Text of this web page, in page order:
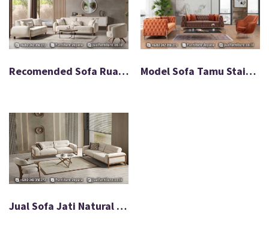
Recomended Sofa Ruang Tamu Matteo untuk Ruang Tamu FS-086 Model Sofa Tamu Stainless Chic Minimalis Modern FS-004
Jual Sofa Jati Natural Wood Ruang Tamu Minimalis FS-029